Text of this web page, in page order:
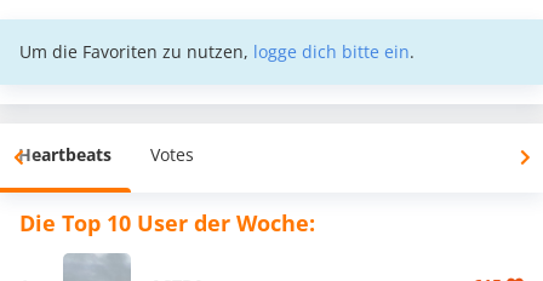
Um die Favoriten zu nutzen, logge dich bitte ein.
Heartbeats Votes
Die Top 10 User der Woche: